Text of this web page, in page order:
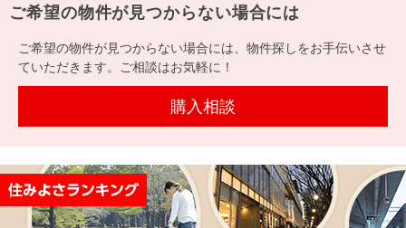
ンを
探す
一戸
建て
す
用
物
件
件を
探す
定
談
売却
金額
試算
経営ビジ
ョン
組織図
役員一
沿革
本社地
図
（電子ブ
ック版）
提携企業にお勤めの方
閉じる
ご希望の物件が見つからない場合には
ご希望の物件が見つからない場合には、物件探しをお手伝いさせ
ていただきます。ご相談はお気軽に！
購入相談